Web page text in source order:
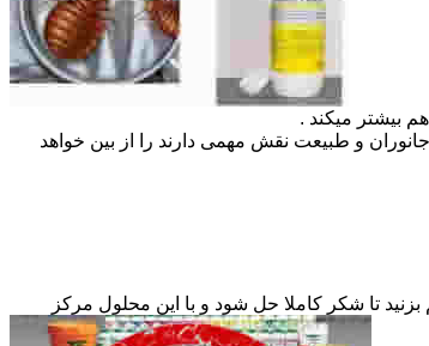
بیشتر میکند .
و طبیعت نقش مهمی دارند را از بین خواهد
فایکم را همراه با 50 تا 100 گرم شکر در 5 لیتر آب حل کنید و خوب بهم بزنید تا شکر کاملا حل شود و با این محلول مرکز